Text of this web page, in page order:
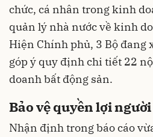
chức, cá nhân trong kinh
quản lý nhà nước về kinh
Hiện Chính phủ, 3 Bộ đang
góp ý quy định chi tiết 22
doanh bất động sản.
Bảo vệ quyền lợi
Nhận định trong báo cáo